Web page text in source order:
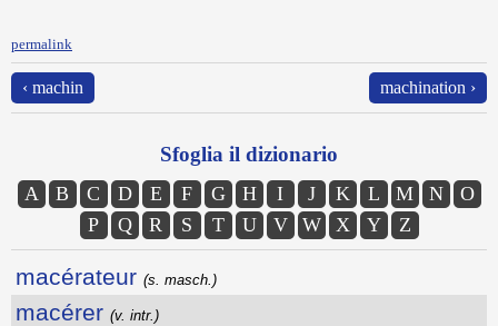
permalink
‹ machin machination ›
Sfoglia il dizionario
A B C D E F G H I J K L M N
O
P
Q R S T U V W X Y Z
macérateur (s. masch.)
macérer (v. intr.)